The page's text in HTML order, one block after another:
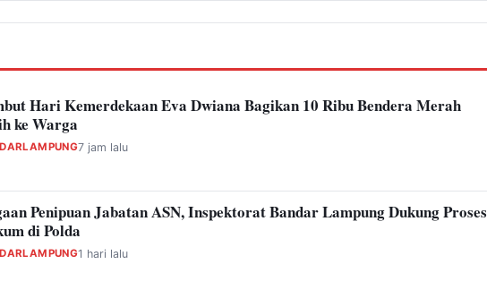
Hari Kemerdekaan Eva Dwiana Bagikan 10 Ribu Bendera Merah
ke Warga
7 jam lalu
Penipuan Jabatan ASN, Inspektorat Bandar Lampung Dukung Proses
di Polda
1 hari lalu